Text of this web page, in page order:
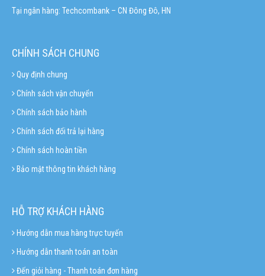
Tại ngân hàng: Techcombank – CN Đông Đô, HN
CHÍNH SÁCH CHUNG
Quy định chung
Chính sách vận chuyển
Chính sách bảo hành
Chính sách đổi trả lại hàng
Chính sách hoàn tiền
Bảo mật thông tin khách hàng
HỖ TRỢ KHÁCH HÀNG
Hướng dẫn mua hàng trực tuyến
Hướng dẫn thanh toán an toàn
Đến giỏi hàng - Thanh toán đơn hàng